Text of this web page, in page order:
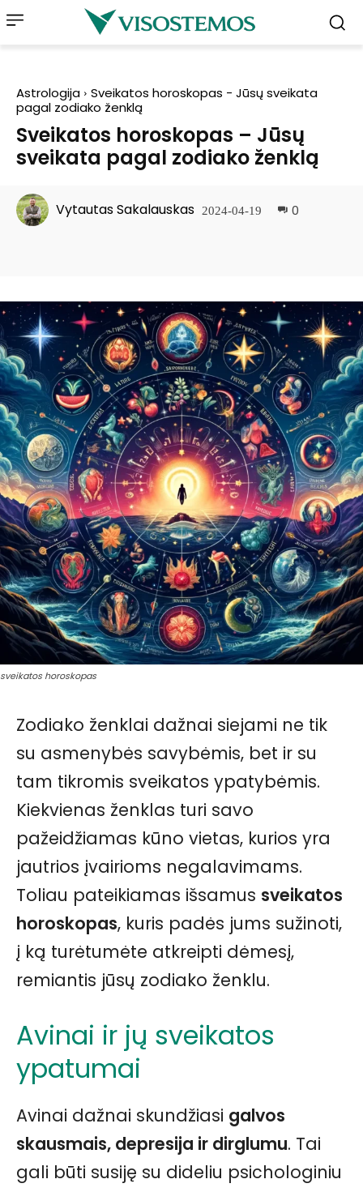
Astrologija
Sveikatos horoskopas - Jūsų sveikata
pagal zodiako ženklą
Sveikatos horoskopas – Jūsų
sveikata pagal zodiako ženklą
Vytautas Sakalauskas 2024-04-19 0
sveikatos horoskopas
Zodiako ženklai dažnai siejami ne tik
su asmenybės savybėmis, bet ir su
tam tikromis sveikatos ypatybėmis.
Kiekvienas ženklas turi savo
pažeidžiamas kūno vietas, kurios yra
jautrios įvairioms negalavimams.
Toliau pateikiamas išsamus sveikatos
horoskopas, kuris padės jums sužinoti,
į ką turėtumėte atkreipti dėmesį,
remiantis jūsų zodiako ženklu.
Avinai ir jų sveikatos
ypatumai
Avinai dažnai skundžiasi galvos
skausmais, depresija ir dirglumu. Tai
gali būti susiję su dideliu psichologiniu